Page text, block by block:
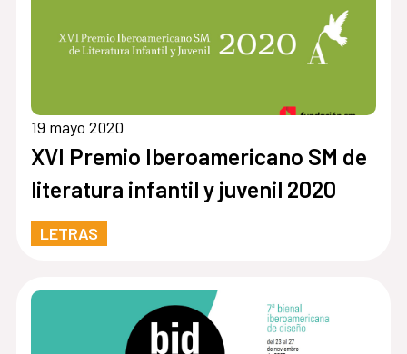
19 mayo 2020
XVI Premio Iberoamericano SM de
literatura infantil y juvenil 2020
LETRAS